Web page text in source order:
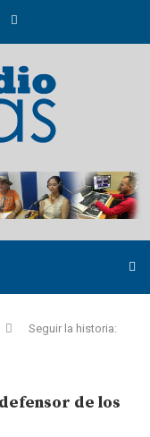
Seguir la historia:
de los